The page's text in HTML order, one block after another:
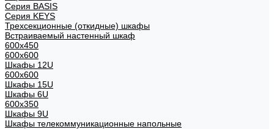
Cерия BASIS
Cерия KEYS
Трехсекционные (откидные) шкафы
Встраиваемый настенный шкаф
600x450
600x600
Шкафы 12U
600x600
Шкафы 15U
Шкафы 6U
600x350
Шкафы 9U
Шкафы телекоммуникационные напольные